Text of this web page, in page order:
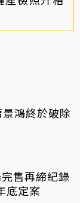
鴻終於破除
售再締紀錄
底定案